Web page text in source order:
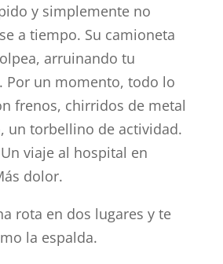
y simplemente no
a tiempo. Su camioneta
arruinando tu
Por un momento, todo lo
frenos, chirridos de metal
un torbellino de actividad.
viaje al hospital en
dolor.
rota en dos lugares y te
la espalda.